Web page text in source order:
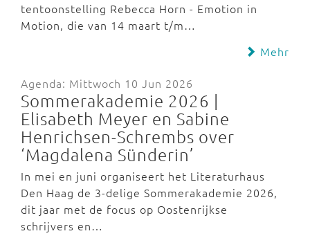
tentoonstelling Rebecca Horn - Emotion in
Motion, die van 14 maart t/m…
Mehr
Agenda: Mittwoch 10 Jun 2026
Sommerakademie 2026 |
Elisabeth Meyer en Sabine
Henrichsen-Schrembs over
‘Magdalena Sünderin’
In mei en juni organiseert het Literaturhaus
Den Haag de 3-delige Sommerakademie 2026,
dit jaar met de focus op Oostenrijkse
schrijvers en…